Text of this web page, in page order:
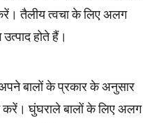
तैलीय त्वचा के लिए अलग
होते हैं।
बालों के प्रकार के अनुसार
घुंघराले बालों के लिए अलग